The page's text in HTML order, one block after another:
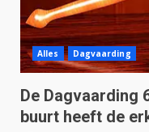
Alles Dagvaarding
De Dagvaarding
buurt heeft de